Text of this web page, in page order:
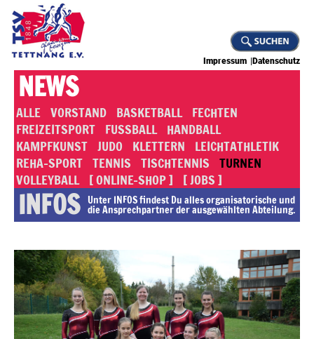
Impressum Datenschutz
NEWS
ALLE VORSTAND BASKETBALL FECHTEN
FREIZEITSPORT FUSSBALL HANDBALL
KAMPFKUNST JUDO KLETTERN
LEICHTATHLETIK
REHA-SPORT TENNIS TISCHTENNIS TURNEN
VOLLEYBALL [ ONLINE-SHOP ] [ JOBS ]
INFOS Unter INFOS findest Du alles or­ga­ni­sa­to­rische und
die An­sprech­part­ner der ausgewählten Abteilung.